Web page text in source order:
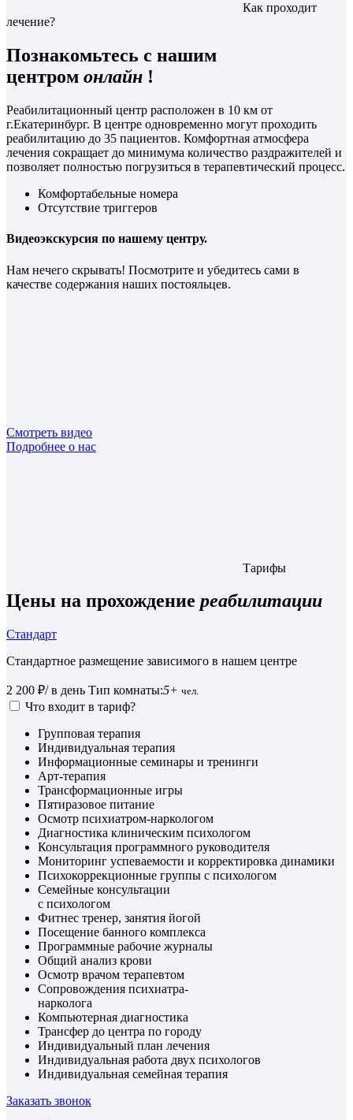
Как проходит
лечение?
Познакомьтесь с нашим
центром онлайн !
Реабилитационный центр расположен в 10 км от
г.Екатеринбург. В центре одновременно могут проходить
реабилитацию до 35 пациентов. Комфортная атмосфера
лечения сокращает до минимума количество раздражителей и
позволяет полностью погрузиться в терапевтический процесс.
Комфортабельные номера
Отсутствие триггеров
Видеоэкскурсия по нашему центру.
Нам нечего скрывать! Посмотрите и убедитесь сами в
качестве содержания наших постояльцев.
Смотреть видео
Подробнее о нас
Тарифы
Цены на прохождение реабилитации
Стандарт
Стандартное размещение зависимого в нашем центре
2 200 ₽/ в день Тип комнаты:5+ чел.
Что входит в тариф?
Групповая терапия
Индивидуальная терапия
Информационные семинары и тренинги
Арт-терапия
Трансформационные игры
Пятиразовое питание
Осмотр психиатром-наркологом
Диагностика клиническим психологом
Консультация программного руководителя
Мониторинг успеваемости и корректировка динамики
Психокоррекционные группы с психологом
Семейные консультации
с психологом
Фитнес тренер, занятия йогой
Посещение банного комплекса
Программные рабочие журналы
Общий анализ крови
Осмотр врачом терапевтом
Сопровождения психиатра-
нарколога
Компьютерная диагностика
Трансфер до центра по городу
Индивидуальный план лечения
Индивидуальная работа двух психологов
Индивидуальная семейная терапия
Заказать звонок